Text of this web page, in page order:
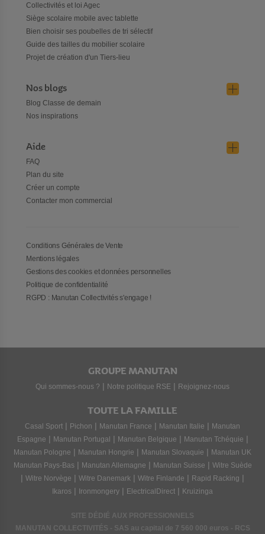
Collectivités et loi Agec
Siège scolaire mobile avec tablette
Bien choisir ses poubelles de tri sélectif
Guide des tailles du mobilier scolaire
Projet de création d'un Tiers-lieu
Nos blogs
Blog Classe de demain
Nos inspirations
Aide
FAQ
Plan du site
Créer un compte
Contacter mon commercial
Conditions Générales de Vente
Mentions légales
Gestions des cookies et données personnelles
Politique de confidentialité
RGPD : Manutan Collectivités s'engage !
GROUPE MANUTAN
Qui sommes-nous ? | Notre politique RSE | Rejoignez-nous
TOUTE LA FAMILLE
Casal Sport | Pichon | Manutan France | Manutan Italie | Manutan
Espagne | Manutan Portugal | Manutan Belgique | Manutan Tchéquie |
Manutan Pologne | Manutan Hongrie | Manutan Slovaquie | Manutan UK
Manutan Pays-Bas | Manutan Allemagne | Manutan Suisse | Witre Suède
| Witre Norvège | Witre Danemark | Witre Finlande | Rapid Racking |
Ikaros | Ironmongery | ElectricalDirect | Kruizinga
SITE DÉDIÉ AUX PROFESSIONNELS
MANUTAN COLLECTIVITÉS - SAS au capital de 7 560 000 euros - RCS